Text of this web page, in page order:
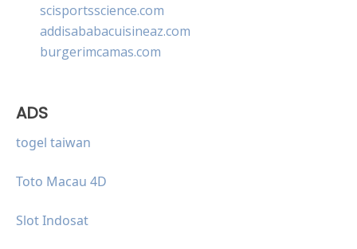
scisportsscience.com
addisababacuisineaz.com
burgerimcamas.com
ADS
togel taiwan
Toto Macau 4D
Slot Indosat